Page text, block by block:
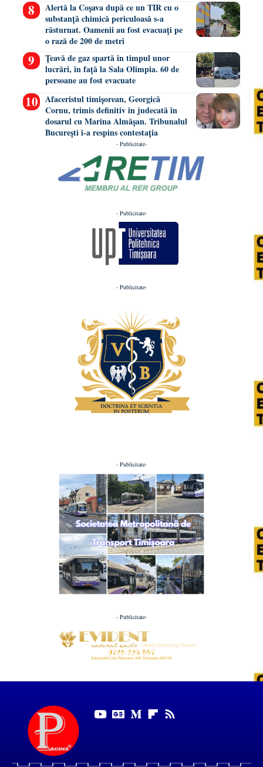
Alertă la Coșava după ce un TIR cu o
substanță chimică periculoasă s-a
răsturnat. Oamenii au fost evacuați pe
o rază de 200 de metri
Țeavă de gaz spartă în timpul unor
lucrări, în față la Sala Olimpia. 60 de
persoane au fost evacuate
Afaceristul timișorean, Georgică
Cornu, trimis definitiv în judecată în
dosarul cu Marina Almășan. Tribunalul
București i-a respins contestația
- Publicitate-
- Publicitate-
- Publicitate-
- Publicitate-
- Publicitate-